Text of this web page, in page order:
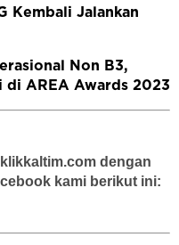
Kembali Jalankan
Non B3,
di AREA Awards 2023
dengan
kami berikut ini: